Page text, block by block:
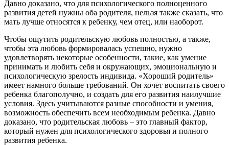
Давно доказано, что для психологического полноценного
развития детей нужны оба родителя, нельзя также сказать, что
мать лучше относятся к ребенку, чем отец, или наоборот.
Чтобы ощутить родительскую любовь полностью, а также,
чтобы эта любовь формировалась успешно, нужно
удовлетворять некоторые особенности, такие, как умение
принимать и любить себя и окружающих, эмоциональную и
психологическую зрелость индивида. «Хороший родитель»
имеет намного больше требований. Он хочет воспитать своего
ребенка благополучно, и создать для его развития наилучшие
условия. Здесь учитываются разные способности и умения,
возможность обеспечить всем необходимым ребенка. Давно
доказано, что родительская любовь – это главный фактор,
который нужен для психологического здоровья и полного
развития ребенка.